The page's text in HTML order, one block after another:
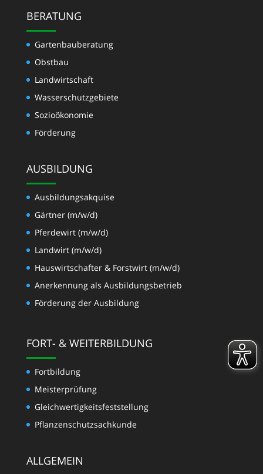
BERATUNG
Gartenbauberatung
Obstbau
Landwirtschaft
Wasserschutzgebiete
Sozioökonomie
Förderung
AUSBILDUNG
Ausbildungsakquise
Gärtner (m/w/d)
Pferdewirt (m/w/d)
Landwirt (m/w/d)
Hauswirtschafter & Forstwirt (m/w/d)
Anerkennung als Ausbildungsbetrieb
Förderung der Ausbildung
FORT- & WEITERBILDUNG
Fortbildung
Meisterprüfung
Gleichwertigkeits­feststellung
Pflanzenschutzsachkunde
ALLGEMEIN